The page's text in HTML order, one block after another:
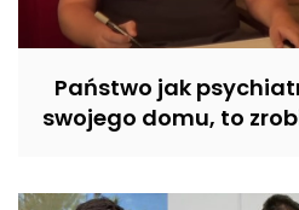
Państwo jak
swojego domu, to